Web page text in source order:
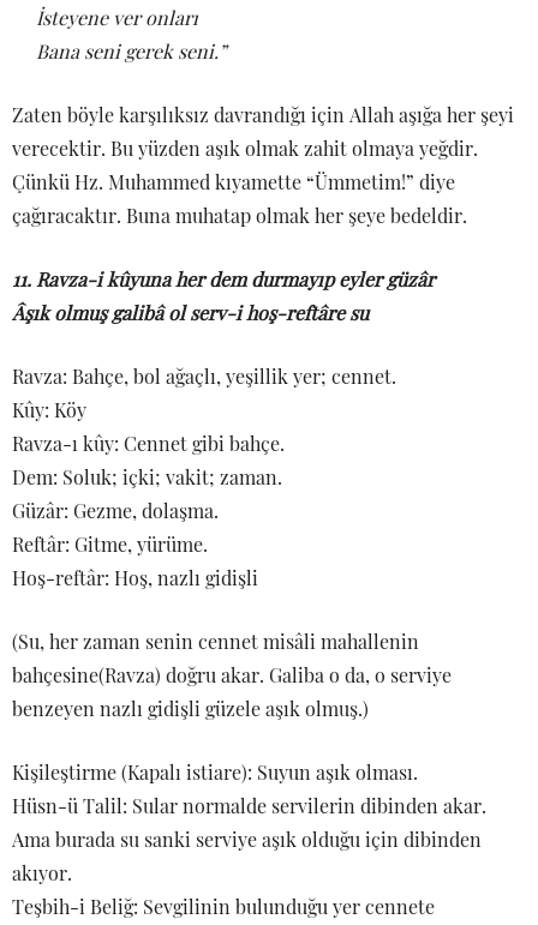
İsteyene ver onları
Bana seni gerek seni.”
Zaten böyle karşılıksız davrandığı için Allah aşığa her şeyi
verecektir. Bu yüzden aşık olmak zahit olmaya yeğdir.
Çünkü Hz. Muhammed kıyamette “Ümmetim!” diye
çağıracaktır. Buna muhatap olmak her şeye bedeldir.
11. Ravza-i kûyuna her dem durmayıp eyler güzâr
Âşık olmuş galibâ ol serv-i hoş-reftâre su
Ravza: Bahçe, bol ağaçlı, yeşillik yer; cennet.
Kûy: Köy
Ravza-ı kûy: Cennet gibi bahçe.
Dem: Soluk; içki; vakit; zaman.
Güzâr: Gezme, dolaşma.
Reftâr: Gitme, yürüme.
Hoş-reftâr: Hoş, nazlı gidişli
(Su, her zaman senin cennet misâli mahallenin
bahçesine(Ravza) doğru akar. Galiba o da, o serviye
benzeyen nazlı gidişli güzele aşık olmuş.)
Kişileştirme (Kapalı istiare): Suyun aşık olması.
Hüsn-ü Talil: Sular normalde servilerin dibinden akar.
Ama burada su sanki serviye aşık olduğu için dibinden
akıyor.
Teşbih-i Beliğ: Sevgilinin bulunduğu yer cennete